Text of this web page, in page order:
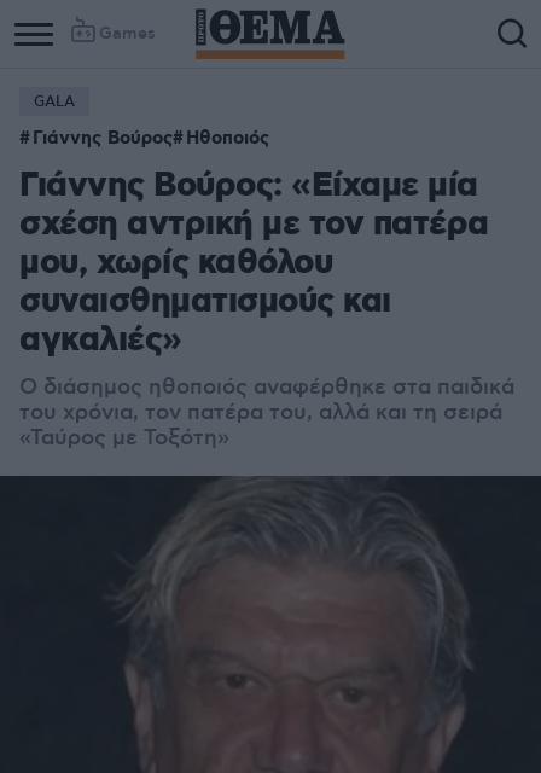
Games
GALA
Γιάννης Βούρος Ηθοποιός
Γιάννης Βούρος: «Είχαμε μία
σχέση αντρική με τον πατέρα
μου, χωρίς καθόλου
συναισθηματισμούς και
αγκαλιές»
Ο διάσημος ηθοποιός αναφέρθηκε στα παιδικά
του χρόνια, τον πατέρα του, αλλά και τη σειρά
«Ταύρος με Τοξότη»